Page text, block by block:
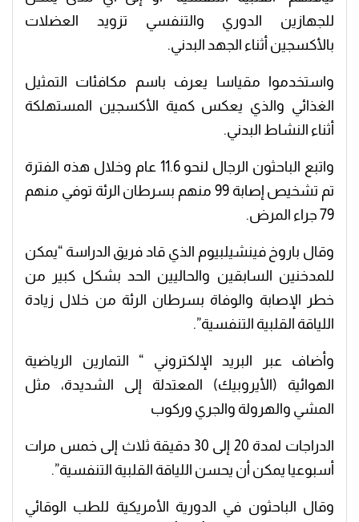
للجهازين الدوري والتنفسي تزويد العضلات
بالأكسجين أثناء الجهد البدني.
واستخدموا مقياسا يعرف باسم مكافئات التمثيل
الغذائي والذي يعكس كمية الأكسجين المستهلكة
أثناء النشاط البدني.
واتبع الباحثون الرجال لنحو 11.6 عام وخلال هذه الفترة
تم تشخيص إصابة 99 منهم بسرطان الرئة توفي منهم
79 جراء المرض.
وقال باروخ فينشيلبيوم الذي قاد فريق الدراسة “يمكن
للمدخنين السابقين والحاليين الحد بشكل كبير من
خطر الإصابة والوفاة بسرطان الرئة من خلال زيادة
اللياقة القلبية التنفسية”.
وأضاف عبر البريد الإلكتروني “ التمارين الرياضية
الهوائية (الأيروبيك) المعتدلة إلى الشديدة، مثل
المشي والهرولة والجري وركوب
الدراجات لمدة 20 إلى 30 دقيقة ثلاث إلى خمس مرات
أسبوعيا يمكن أن يحسن اللياقة القلبية التنفسية”.
وقال الباحثون في الدورية الأمريكية للطب الوقائي